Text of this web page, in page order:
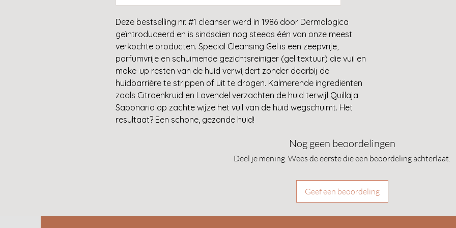
Deze bestselling nr. #1 cleanser werd in 1986 door Dermalogica
geïntroduceerd en is sindsdien nog steeds één van onze meest
verkochte producten. Special Cleansing Gel is een zeepvrije,
parfumvrije en schuimende gezichtsreiniger (gel textuur) die vuil en
make-up resten van de huid verwijdert zonder daarbij de
huidbarrière te strippen of uit te drogen. Kalmerende ingrediënten
zoals Citroenkruid en Lavendel verzachten de huid terwijl Quillaja
Saponaria op zachte wijze het vuil van de huid wegschuimt. Het
resultaat? Een schone, gezonde huid!
Nog geen beoordelingen
Deel je mening. Wees de eerste die een beoordeling achterlaat.
Geef een beoordeling